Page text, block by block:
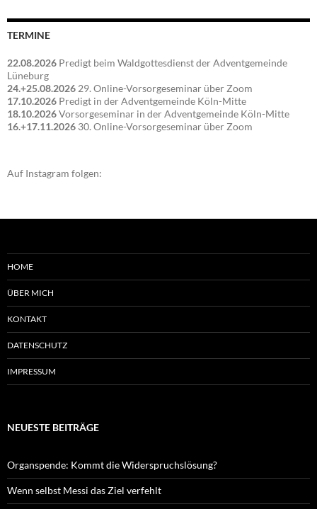
TERMINE
22.08.2026 Predigt beim Waldgottesdienst der Adventgemeinde
Lüneburg
24.+25.08.2026 29. Online-Vorsorgeseminar über Zoom
17.10.2026 Predigt in der Adventgemeinde Köln-Mitte
18.10.2026Vorsorgeseminar in der Adventgemeinde Köln-Mitte
16.+17.11.2026 30. Online-Vorsorgeseminar über Zoom
Auf Instagram folgen:
HOME
ÜBER MICH
KONTAKT
DATENSCHUTZ
IMPRESSUM
NEUESTE BEITRÄGE
Organspende: Kommt die Widerspruchslösung?
Wenn selbst Messi das Ziel verfehlt